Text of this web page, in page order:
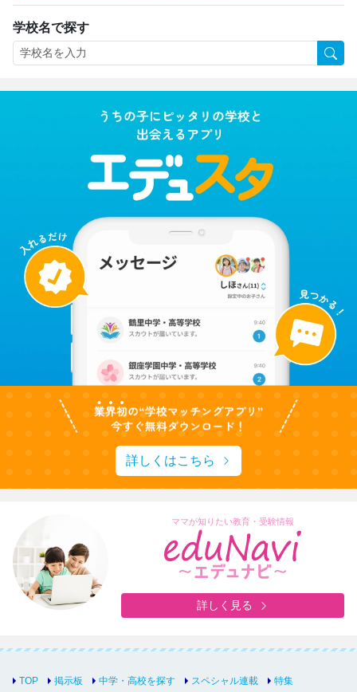
学校名で探す
詳しくはこちら
ママが知りたい教育・受験情報
詳しく見る
TOP 掲示板 中学・高校を探す スペシャル連載 特集